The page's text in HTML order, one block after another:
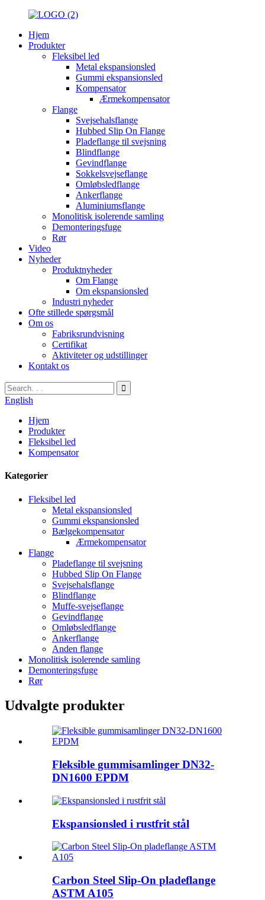
Hjem
Produkter
Fleksibel led
Metal ekspansionsled
Gummi ekspansionsled
Kompensator
Ærmekompensator
Flange
Svejsehalsflange
Hubbed Slip On Flange
Pladeflange til svejsning
Blindflange
Gevindflange
Sokkelsvejseflange
Omløbsledflange
Ankerflange
Aluminiumsflange
Monolitisk isolerende samling
Demonteringsfuge
Rør
Video
Nyheder
Produktnyheder
Om Flange
Om ekspansionsled
Industri nyheder
Ofte stillede spørgsmål
Om os
Fabriksrundvisning
Certifikat
Aktiviteter og udstillinger
Kontakt os
English
Hjem
Produkter
Fleksibel led
Kompensator
Kategorier
Fleksibel led
Metal ekspansionsled
Gummi ekspansionsled
Bælgekompensator
Ærmekompensator
Flange
Pladeflange til svejsning
Hubbed Slip On Flange
Svejsehalsflange
Blindflange
Muffe-svejseflange
Gevindflange
Omløbsledflange
Ankerflange
Anden flange
Monolitisk isolerende samling
Demonteringsfuge
Rør
Udvalgte produkter
Fleksible gummisamlinger DN32-
DN1600 EPDM
Ekspansionsled i rustfrit stål
Carbon Steel Slip-On pladeflange
ASTM A105